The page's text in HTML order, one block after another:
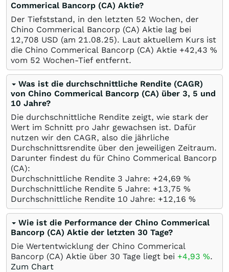
Commerical Bancorp (CA) Aktie?
Der Tiefststand, in den letzten 52 Wochen, der
Chino Commerical Bancorp (CA) Aktie lag bei
12,708 USD (am 21.08.25). Laut aktuellem Kurs ist
die Chino Commerical Bancorp (CA) Aktie +42,43 %
vom 52 Wochen-Tief entfernt.
Was ist die durchschnittliche Rendite (CAGR)
von Chino Commerical Bancorp (CA) über 3, 5 und
10 Jahre?
Die durchschnittliche Rendite zeigt, wie stark der
Wert im Schnitt pro Jahr gewachsen ist. Dafür
nutzen wir den CAGR, also die jährliche
Durchschnittsrendite über den jeweiligen Zeitraum.
Darunter findest du für Chino Commerical Bancorp
(CA):
Durchschnittliche Rendite 3 Jahre: +24,69 %
Durchschnittliche Rendite 5 Jahre: +13,75 %
Durchschnittliche Rendite 10 Jahre: +12,16 %
Wie ist die Performance der Chino Commerical
Bancorp (CA) Aktie der letzten 30 Tage?
Die Wertentwicklung der Chino Commerical
Bancorp (CA) Aktie über 30 Tage liegt bei +4,93 %.
Zum Chart